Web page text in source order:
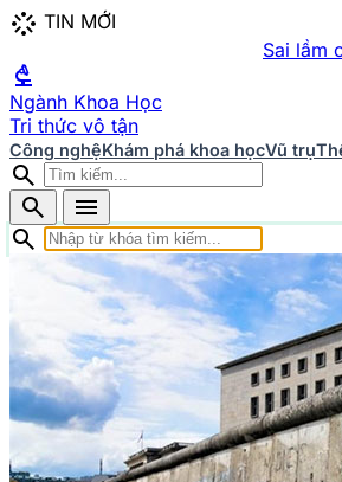
stream TIN MỚI
Sai lầm cơ bản của
biotech
Ngành Khoa Học
Tri thức vô tận
Công nghệKhám phá khoa họcVũ trụ
search
search
menu
search
Chuyên mục Khoa học
home Trang chủKhám phá khoa học
bài viết